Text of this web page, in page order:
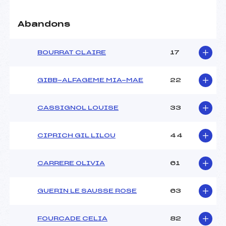
Abandons
BOURRAT CLAIRE 17
GIBB-ALFAGEME MIA-MAE 22
CASSIGNOL LOUISE 33
CIPRICH GIL LILOU 44
CARRERE OLIVIA 61
GUERIN LE SAUSSE ROSE 63
FOURCADE CELIA 82